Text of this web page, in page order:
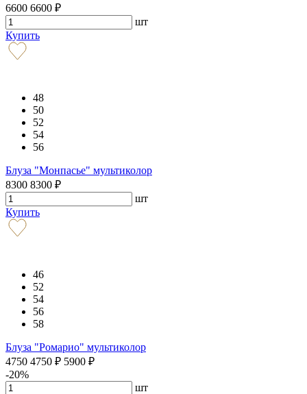
6600 6600 ₽
шт
Купить
48
50
52
54
56
Блуза "Монпасье" мультиколор
8300 8300 ₽
шт
Купить
46
52
54
56
58
Блуза "Ромарио" мультиколор
4750 4750 ₽ 5900 ₽
-20%
шт